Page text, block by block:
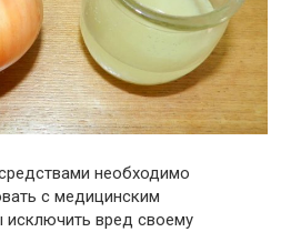
необходимо
с медицинским
исключить вред своему